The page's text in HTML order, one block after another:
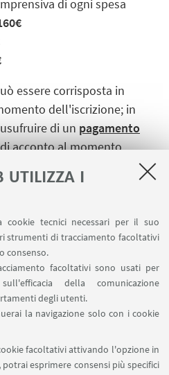
UTILIZZA I
tecnici necessari per il suo
strumenti di tracciamento facoltativi
consenso.
facoltativi sono usati per
della comunicazione
degli utenti.
la navigazione solo con i cookie
facoltativi attivando l'opzione in
esprimere consensi più specifici
di ogni spesa
essere corrisposta in
dell'iscrizione; in
di un pagamento
accontoal momento
(entro
03 luglio 2026
l'iscrizione a Dopo